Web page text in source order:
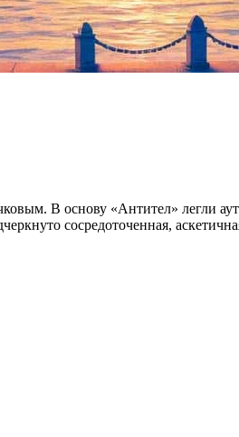
В основу «Антител» легли
сосредоточенная,